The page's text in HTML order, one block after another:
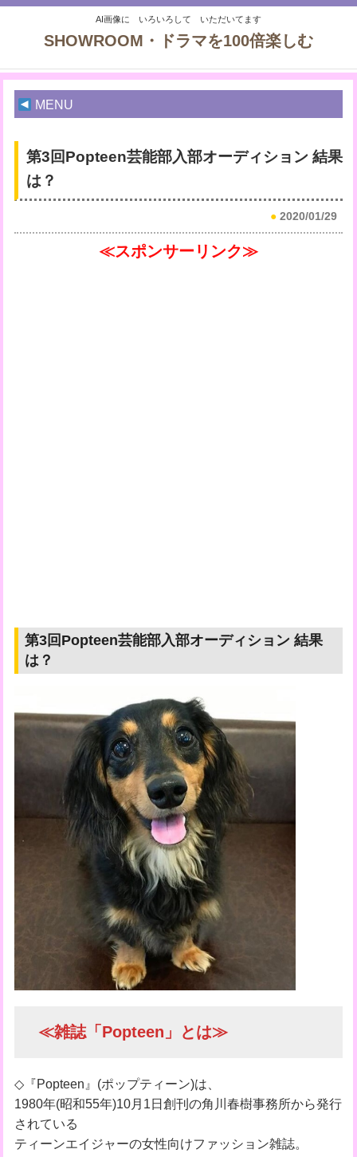
AI画像に いろいろして いただいてます
SHOWROOM・ドラマを100倍楽しむ
MENU
第3回Popteen芸能部入部オーディション 結果
は？
●2020/01/29
≪スポンサーリンク≫
第3回Popteen芸能部入部オーディション 結果
は？
≪雑誌「Popteen」とは≫
◇『Popteen』(ポップティーン)は、
1980年(昭和55年)10月1日創刊の角川春樹事務所から発行
されている
ティーンエイジャーの女性向けファッション雑誌。